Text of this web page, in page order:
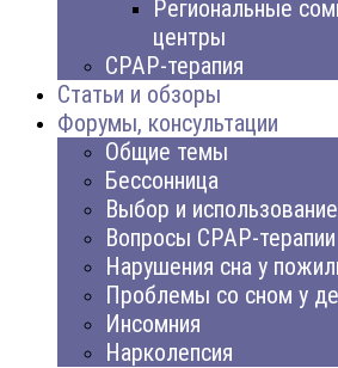
Региональные
центры
CPAP-терапия
Статьи и обзоры
Форумы, консультации
Общие темы
Бессонница
Выбор и
Вопросы CPAP-терапии
Нарушения сна у
Проблемы со сном у
Инсомния
Нарколепсия